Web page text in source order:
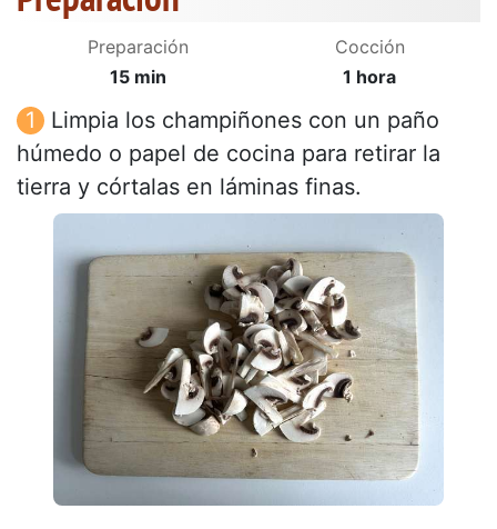
Preparación
15 min
Cocción
1 hora
Limpia los champiñones con un paño
húmedo o papel de cocina para retirar la
tierra y córtalas en láminas finas.